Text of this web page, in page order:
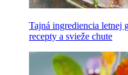
Tajná ingrediencia letnej
recepty a svieže chute